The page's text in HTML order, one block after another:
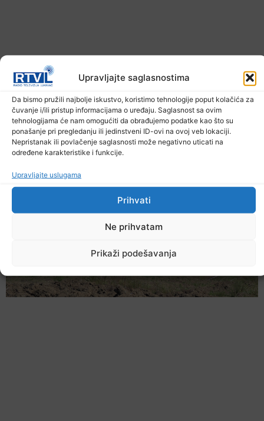
Upravljajte saglasnostima
Da bismo pružili najbolje iskustvo, koristimo tehnologije poput kolačića za
čuvanje i/ili pristup informacijama o uređaju. Saglasnost sa ovim
tehnologijama će nam omogućiti da obrađujemo podatke kao što su
ponašanje pri pregledanju ili jedinstveni ID-ovi na ovoj veb lokaciji.
Nepristanak ili povlačenje saglasnosti može negativno uticati na
određene karakteristike i funkcije.
Upravljajte uslugama
Prihvati
Ne prihvatam
Prikaži podešavanja
Ekstremne ljetne temperature teško
pogađaju i životinje
6. Augusta 2026.